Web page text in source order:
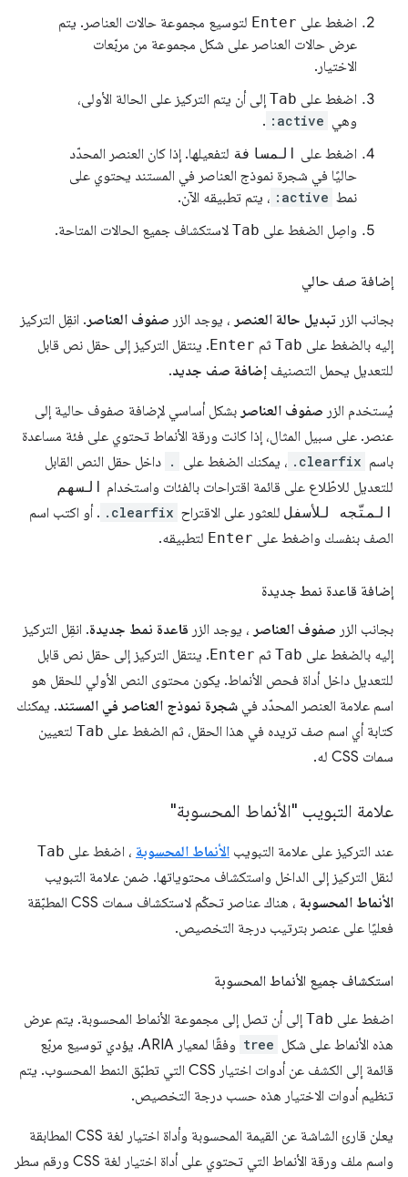
اضغط على Enter لتوسيع مجموعة حالات العناصر. يتم
عرض حالات العناصر على شكل مجموعة من مربّعات
الاختيار.
اضغط على Tab إلى أن يتم التركيز على الحالة الأولى،
وهي :active
.
اضغط على المسافة لتفعيلها. إذا كان العنصر المحدّد
حاليًا في شجرة نموذج العناصر في المستند يحتوي على
نمط :active ، يتم تطبيقه الآن.
واصِل الضغط على Tab لاستكشاف جميع الحالات المتاحة.
إضافة صف حالي
بجانب الزر تبديل حالة العنصر ، يوجد الزر صفوف العناصر . انقِل التركيز
إليه بالضغط على Tab ثم Enter. ينتقل التركيز إلى حقل نص قابل
للتعديل يحمل التصنيف إضافة صف جديد.
يُستخدم الزر صفوف العناصر بشكل أساسي لإضافة صفوف حالية إلى
عنصر. على سبيل المثال، إذا كانت ورقة الأنماط تحتوي على فئة مساعدة
باسم .clearfix ، يمكنك الضغط على . داخل حقل النص القابل
للتعديل للاطّلاع على قائمة اقتراحات بالفئات واستخدام السهم
المتّجه للأسفل للعثور على الاقتراح .clearfix . أو اكتب اسم
الصف بنفسك واضغط على Enter لتطبيقه.
إضافة قاعدة نمط جديدة
بجانب الزر صفوف العناصر ، يوجد الزر قاعدة نمط جديدة. انقِل التركيز
إليه بالضغط على Tab ثم Enter. ينتقل التركيز إلى حقل نص قابل
للتعديل داخل أداة فحص الأنماط. يكون محتوى النص الأولي للحقل هو
اسم علامة العنصر المحدّد في شجرة نموذج العناصر في المستند. يمكنك
كتابة أي اسم صف تريده في هذا الحقل، ثم الضغط على Tab لتعيين
سمات CSS له.
علامة التبويب "الأنماط المحسوبة"
عند التركيز على علامة التبويب الأنماط المحسوبة ، اضغط على Tab
لنقل التركيز إلى الداخل واستكشاف محتوياتها. ضمن علامة التبويب
الأنماط المحسوبة
، هناك عناصر تحكّم لاستكشاف سمات CSS المطبّقة
فعليًا على عنصر بترتيب درجة التخصيص.
استكشاف جميع الأنماط المحسوبة
اضغط على Tab إلى أن تصل إلى مجموعة الأنماط المحسوبة. يتم عرض
هذه الأنماط على شكل tree
وفقًا لمعيار ARIA. يؤدي توسيع مربّع
قائمة إلى الكشف عن أدوات اختيار CSS التي تطبّق النمط المحسوب. يتم
تنظيم أدوات الاختيار هذه حسب درجة التخصيص.
يعلن قارئ الشاشة عن القيمة المحسوبة وأداة اختيار لغة CSS المطابقة
واسم ملف ورقة الأنماط التي تحتوي على أداة اختيار لغة CSS ورقم سطر